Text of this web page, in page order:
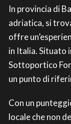
In provincia di
adriatica, si
offre
in Italia. Situato
Sottoportico
un punto di
Con un
locale che non